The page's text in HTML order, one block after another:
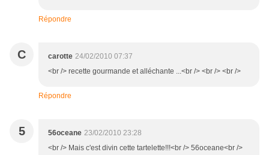
Répondre
C carotte 24/02/2010 07:37
<br /> recette gourmande et alléchante ...<br /> <br /> <br />
Répondre
5 56oceane 23/02/2010 23:28
<br /> Mais c'est divin cette tartelette!!!<br /> 56oceane<br />